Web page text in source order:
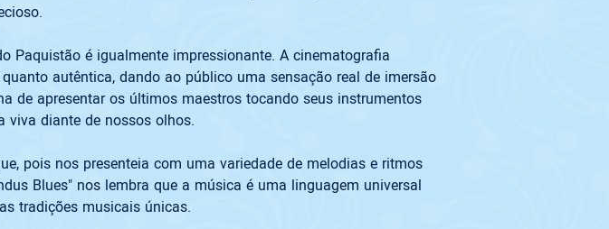
Paquistão é igualmente impressionante. A cinematografia
autêntica, dando ao público uma sensação real de imersão
de apresentar os últimos maestros tocando seus instrumentos
pois nos presenteia com uma variedade de melodias e ritmos
Blues" nos lembra que a música é uma linguagem universal